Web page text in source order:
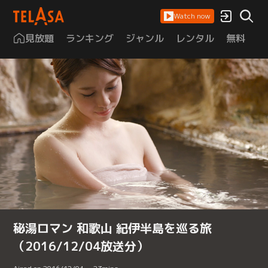
Watch now
見放題 ランキング ジャンル レンタル 無料
秘湯ロマン 和歌山 紀伊半島を巡る旅
（2016/12/04放送分）